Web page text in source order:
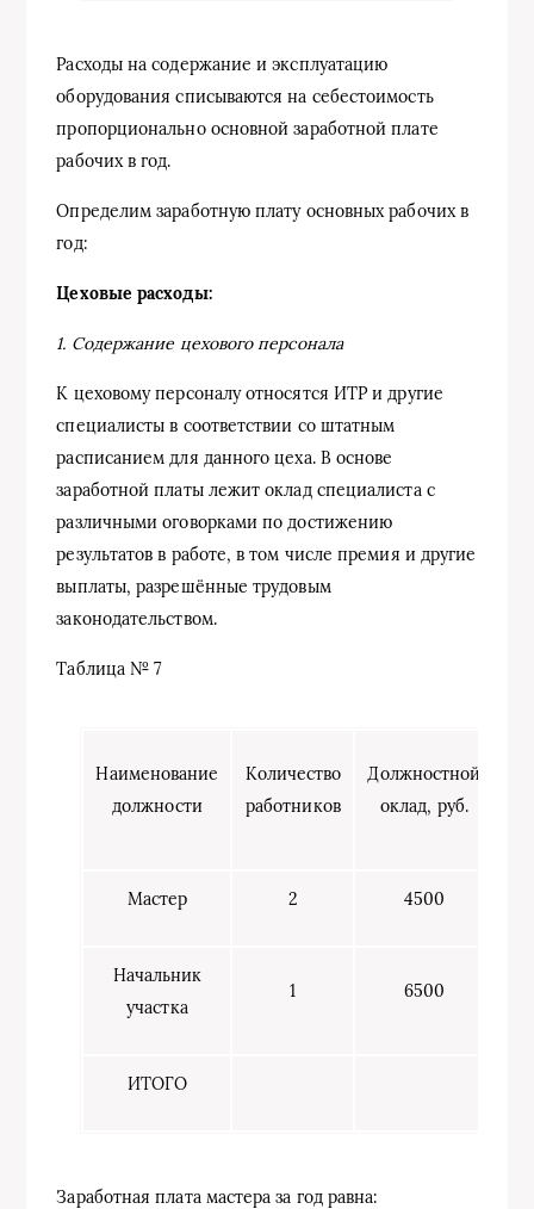
Расходы на содержание и эксплуатацию
оборудования списываются на себестоимость
пропорционально основной заработной плате
рабочих в год.
Определим заработную плату основных рабочих в
год:
Цеховые расходы:
1. Содержание цехового персонала
К цеховому персоналу относятся ИТР и другие
специалисты в соответствии со штатным
расписанием для данного цеха. В основе
заработной платы лежит оклад специалиста с
различными оговорками по достижению
результатов в работе, в том числе премия и другие
выплаты, разрешённые трудовым
законодательством.
Таблица № 7
Наименование
должности
Количество
работников
Должностной
оклад, руб.
Мастер 2 4500
Начальник
участка
1 6500
ИТОГО
Заработная плата мастера за год равна: